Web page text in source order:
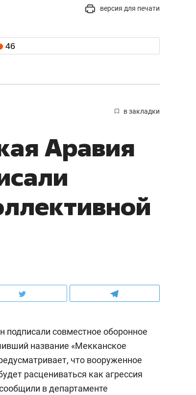
версия для печати
46
в закладки
Аравия
подписали совместное оборонное
название «Мекканское
что вооруженное
расцениваться как агрессия
в департаменте